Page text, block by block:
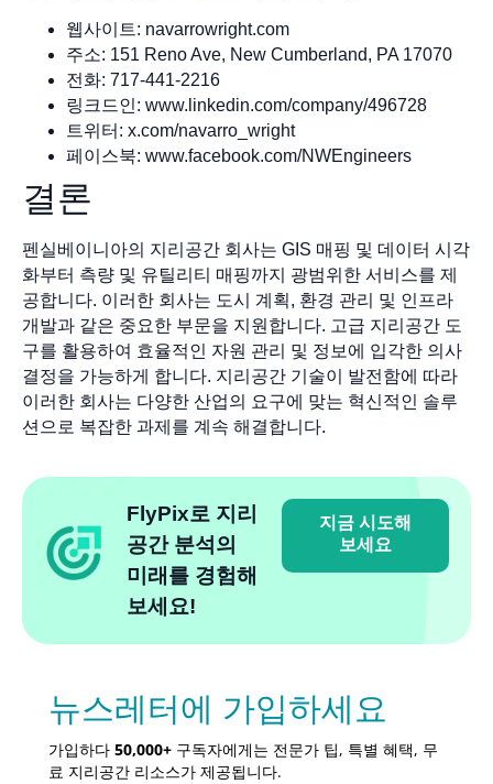
웹사이트: navarrowright.com
주소: 151 Reno Ave, New Cumberland, PA 17070
전화: 717-441-2216
링크드인: www.linkedin.com/company/496728
트위터: x.com/navarro_wright
페이스북: www.facebook.com/NWEngineers
결론
펜실베이니아의 지리공간 회사는 GIS 매핑 및 데이터 시각
화부터 측량 및 유틸리티 매핑까지 광범위한 서비스를 제
공합니다. 이러한 회사는 도시 계획, 환경 관리 및 인프라
개발과 같은 중요한 부문을 지원합니다. 고급 지리공간 도
구를 활용하여 효율적인 자원 관리 및 정보에 입각한 의사
결정을 가능하게 합니다. 지리공간 기술이 발전함에 따라
이러한 회사는 다양한 산업의 요구에 맞는 혁신적인 솔루
션으로 복잡한 과제를 계속 해결합니다.
FlyPix로 지리
공간 분석의
미래를 경험해
보세요!
지금 시도해
보세요
뉴스레터에 가입하세요
가입하다 50,000+ 구독자에게는 전문가 팁, 특별 혜택, 무
료 지리공간 리소스가 제공됩니다.